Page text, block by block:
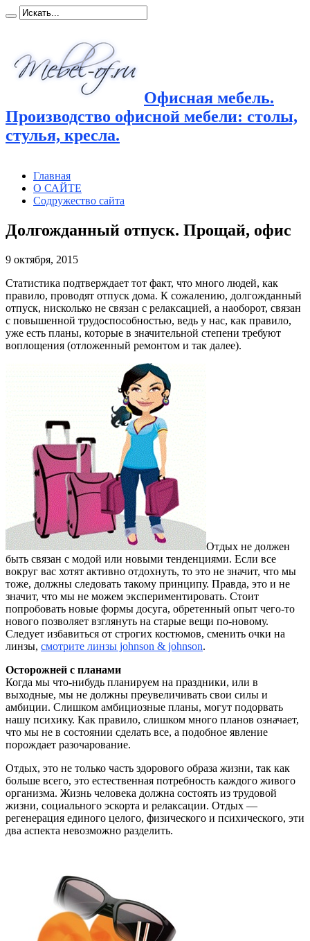
Офисная мебель.
Производство офисной мебели: столы,
стулья, кресла.
Главная
О САЙТЕ
Содружество сайта
Долгожданный отпуск. Прощай, офис
9 октября, 2015
Статистика подтверждает тот факт, что много людей, как
правило, проводят отпуск дома. К сожалению, долгожданный
отпуск, нисколько не связан с релаксацией, а наоборот, связан
с повышенной трудоспособностью, ведь у нас, как правило,
уже есть планы, которые в значительной степени требуют
воплощения (отложенный ремонтом и так далее).
Отдых не должен
быть связан с модой или новыми тенденциями. Если все
вокруг вас хотят активно отдохнуть, то это не значит, что мы
тоже, должны следовать такому принципу. Правда, это и не
значит, что мы не можем экспериментировать. Стоит
попробовать новые формы досуга, обретенный опыт чего-то
нового позволяет взглянуть на старые вещи по-новому.
Следует избавиться от строгих костюмов, сменить очки на
линзы, смотрите линзы johnson & johnson.
Осторожней с планами
Когда мы что-нибудь планируем на праздники, или в
выходные, мы не должны преувеличивать свои силы и
амбиции. Слишком амбициозные планы, могут подорвать
нашу психику. Как правило, слишком много планов означает,
что мы не в состоянии сделать все, а подобное явление
порождает разочарование.
Отдых, это не только часть здорового образа жизни, так как
больше всего, это естественная потребность каждого живого
организма. Жизнь человека должна состоять из трудовой
жизни, социального эскорта и релаксации. Отдых —
регенерация единого целого, физического и психического, эти
два аспекта невозможно разделить.